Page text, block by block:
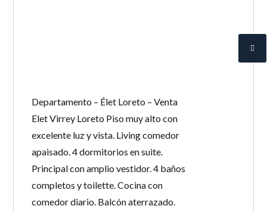
Departamento – Élet Loreto – Venta
Elet Virrey Loreto Piso muy alto con
excelente luz y vista. Living comedor
apaisado. 4 dormitorios en suite.
Principal con amplio vestidor. 4 baños
completos y toilette. Cocina con
comedor diario. Balcón aterrazado.